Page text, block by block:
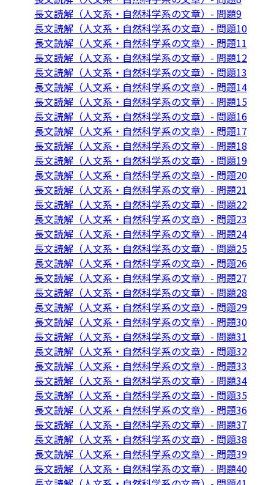
長文読解（人文系・自然科学系の文章）- 問題9
長文読解（人文系・自然科学系の文章）- 問題10
長文読解（人文系・自然科学系の文章）- 問題11
長文読解（人文系・自然科学系の文章）- 問題12
長文読解（人文系・自然科学系の文章）- 問題13
長文読解（人文系・自然科学系の文章）- 問題14
長文読解（人文系・自然科学系の文章）- 問題15
長文読解（人文系・自然科学系の文章）- 問題16
長文読解（人文系・自然科学系の文章）- 問題17
長文読解（人文系・自然科学系の文章）- 問題18
長文読解（人文系・自然科学系の文章）- 問題19
長文読解（人文系・自然科学系の文章）- 問題20
長文読解（人文系・自然科学系の文章）- 問題21
長文読解（人文系・自然科学系の文章）- 問題22
長文読解（人文系・自然科学系の文章）- 問題23
長文読解（人文系・自然科学系の文章）- 問題24
長文読解（人文系・自然科学系の文章）- 問題25
長文読解（人文系・自然科学系の文章）- 問題26
長文読解（人文系・自然科学系の文章）- 問題27
長文読解（人文系・自然科学系の文章）- 問題28
長文読解（人文系・自然科学系の文章）- 問題29
長文読解（人文系・自然科学系の文章）- 問題30
長文読解（人文系・自然科学系の文章）- 問題31
長文読解（人文系・自然科学系の文章）- 問題32
長文読解（人文系・自然科学系の文章）- 問題33
長文読解（人文系・自然科学系の文章）- 問題34
長文読解（人文系・自然科学系の文章）- 問題35
長文読解（人文系・自然科学系の文章）- 問題36
長文読解（人文系・自然科学系の文章）- 問題37
長文読解（人文系・自然科学系の文章）- 問題38
長文読解（人文系・自然科学系の文章）- 問題39
長文読解（人文系・自然科学系の文章）- 問題40